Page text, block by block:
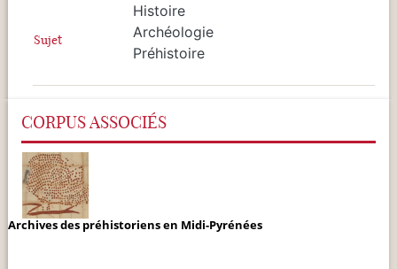
Sujet
Histoire
Archéologie
Préhistoire
CORPUS ASSOCIÉS
Archives des préhistoriens en Midi-Pyrénées